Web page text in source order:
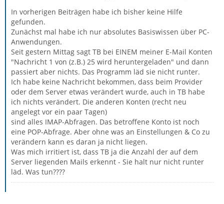
In vorherigen Beiträgen habe ich bisher keine Hilfe
gefunden.
Zunächst mal habe ich nur absolutes Basiswissen über PC-
Anwendungen.
Seit gestern Mittag sagt TB bei EINEM meiner E-Mail Konten
"Nachricht 1 von (z.B.) 25 wird heruntergeladen" und dann
passiert aber nichts. Das Programm läd sie nicht runter.
Ich habe keine Nachricht bekommen, dass beim Provider
oder dem Server etwas verändert wurde, auch in TB habe
ich nichts verändert. Die anderen Konten (recht neu
angelegt vor ein paar Tagen)
sind alles IMAP-Abfragen. Das betroffene Konto ist noch
eine POP-Abfrage. Aber ohne was an Einstellungen & Co zu
verändern kann es daran ja nicht liegen.
Was mich irritiert ist, dass TB ja die Anzahl der auf dem
Server liegenden Mails erkennt - Sie halt nur nicht runter
läd. Was tun????